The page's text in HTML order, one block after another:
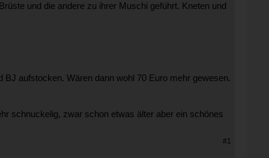
und die andere zu ihrer Muschi geführt. Kneten und
aufstocken. Wären dann wohl 70 Euro mehr gewesen.
schnuckelig, zwar schon etwas älter aber ein schönes
#1